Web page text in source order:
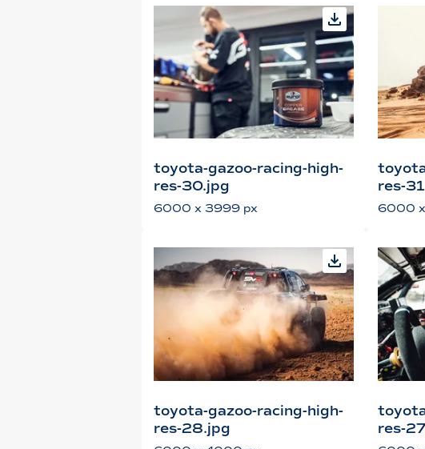
toyota-gazoo-racing-high-
res-30.jpg
6000 x 3999 px
res-
6000
toyota-gazoo-racing-high-
res-28.jpg
res-